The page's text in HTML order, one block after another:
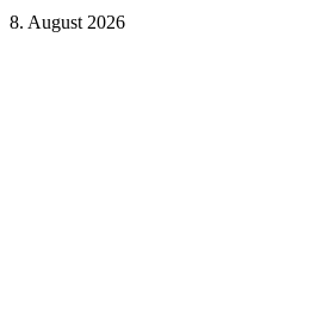
8. August 2026